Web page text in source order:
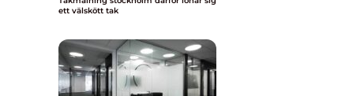
ett välskött tak